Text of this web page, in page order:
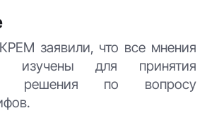
заявили, что все мнения
изучены для принятия
решения по вопросу